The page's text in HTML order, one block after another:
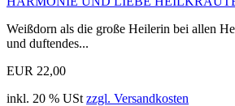
Weißdorn als die große Heilerin bei allen
und duftendes...
EUR 22,00
inkl. 20 % USt zzgl. Versandkosten